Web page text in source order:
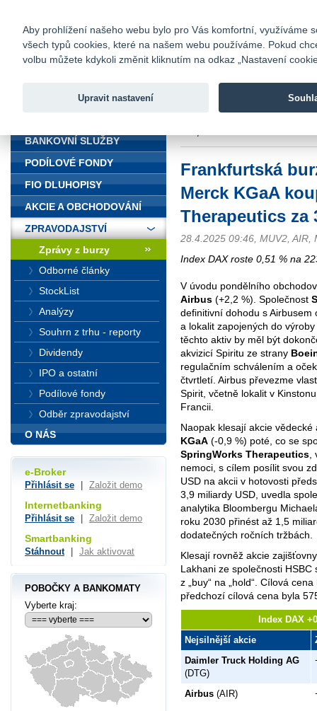
Fio banka
Fio banka
Frankfurtská
Merck KGaA
Therapeutics za
28.4.2025 09:46, MUV2, AIR,
Index DAX roste 0,51 % na
V úvodu pondělního
Airbus (+2,2 %). Společnost
definitivní dohodu s
a lokalit zapojených do
těchto aktiv by měl být
akvizicí Spiritu ze strany
regulačním schválením a
čtvrtletí. Airbus převezme
Spirit, včetně lokalit v
Francii.
Naopak klesají akcie
KGaA (-0,9 %) poté, co se
SpringWorks Therapeutics
nemoci, s cílem posílit svou
USD na akcii v hotovosti
3,9 miliardy USD, uvedla
analytika Bloombergu
roku 2030 přinést až 1,5
dodatečných ročních tržbách.
Klesají rovněž akcie
Lakhani ze společnosti
z „buy“ na „hold“. Cílová
předchozí cílová cena byla
Index DAX
Nejsilnější akcie
Daimler Truck Holding AG
(DTG)
Airbus (AIR)
BANKOVNÍ SLUŽBY
PODÍLOVÉ FONDY
FIO DLUHOPISY
AKCIE A OBCHODOVÁNÍ
ZPRAVODAJSTVÍ
Zprávy z burzy
Odborné články
StockList
Analýzy
Souhrn z trhu - reporty
Dividendy
IPO a ostatní
Podílové fondy
Odběr zpravodajství
O NÁS
e-Broker
Přihlásit se Založit demo
Internetbanking
Přihlásit se Založit demo
Smartbanking
Stáhnout Jak aktivovat
POBOČKY A BANKOMATY
Vyberte kraj:
Aby prohlížení našeho webu bylo pro Vás komfortní, využíváme
všech typů cookies, které na našem webu používáme. Pokud
volbu můžete kdykoli změnit kliknutím na odkaz „Nastavení
Upravit nastavení